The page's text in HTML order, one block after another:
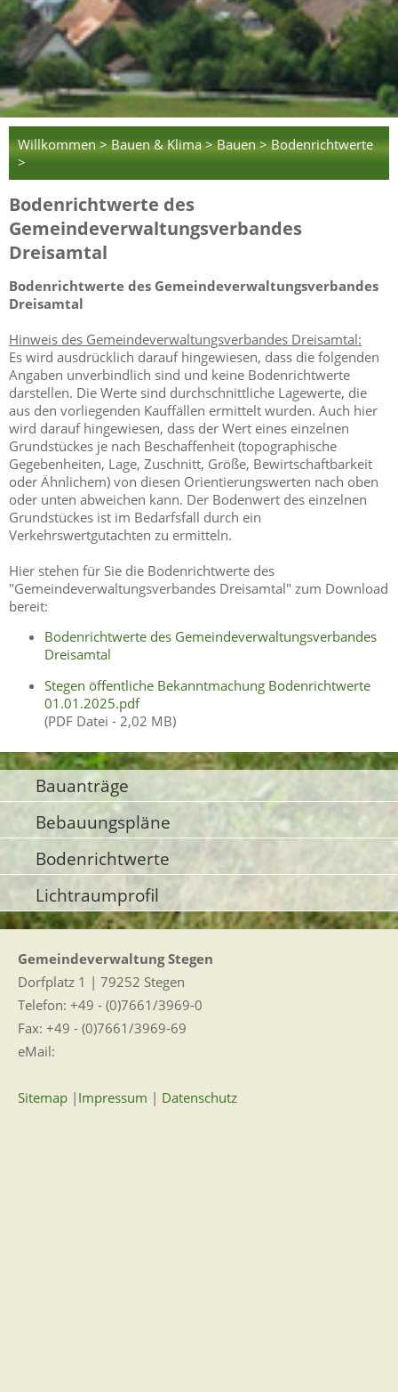
Willkommen > Bauen & Klima > Bauen > Bodenrichtwerte
>
Bodenrichtwerte des
Gemeindeverwaltungsverbandes
Dreisamtal
Bodenrichtwerte des Gemeindeverwaltungsverbandes
Dreisamtal
Hinweis des Gemeindeverwaltungsverbandes Dreisamtal:
Es wird ausdrücklich darauf hingewiesen, dass die folgenden
Angaben unverbindlich sind und keine Bodenrichtwerte
darstellen. Die Werte sind durchschnittliche Lagewerte, die
aus den vorliegenden Kauffällen ermittelt wurden. Auch hier
wird darauf hingewiesen, dass der Wert eines einzelnen
Grundstückes je nach Beschaffenheit (topographische
Gegebenheiten, Lage, Zuschnitt, Größe, Bewirtschaftbarkeit
oder Ähnlichem) von diesen Orientierungswerten nach oben
oder unten abweichen kann. Der Bodenwert des einzelnen
Grundstückes ist im Bedarfsfall durch ein
Verkehrswertgutachten zu ermitteln.
Hier stehen für Sie die Bodenrichtwerte des
"Gemeindeverwaltungsverbandes Dreisamtal" zum Download
bereit:
Bodenrichtwerte des Gemeindeverwaltungsverbandes
Dreisamtal
Stegen öffentliche Bekanntmachung Bodenrichtwerte
01.01.2025.pdf
(PDF Datei - 2,02 MB)
Bauanträge
Bebauungspläne
Bodenrichtwerte
Lichtraumprofil
Gemeindeverwaltung Stegen
Dorfplatz 1 | 79252 Stegen
Telefon: +49 - (0)7661/3969-0
Fax: +49 - (0)7661/3969-69
eMail:
Sitemap | Impressum | Datenschutz